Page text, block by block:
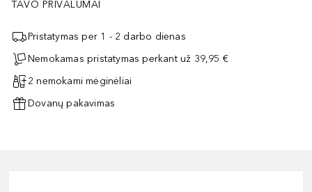
TAVO PRIVALUMAI
Pristatymas per 1 - 2 darbo dienas
Nemokamas pristatymas perkant už 39,95 €
2 nemokami mėginėliai
Dovanų pakavimas